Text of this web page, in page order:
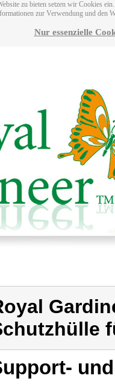
zu bieten setzen wir Cookies
zur Verwendung und den
Nur essenzielle